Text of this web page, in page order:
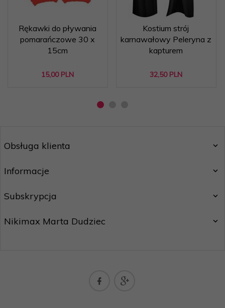
Rękawki do pływania
pomarańczowe 30 x
15cm
15,00 PLN
Kostium strój
karnawałowy Peleryna z
kapturem
32,50 PLN
Obsługa klienta
Informacje
Subskrypcja
Nikimax Marta Dudziec